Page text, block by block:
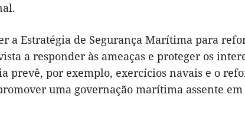
a Estratégia de Segurança Marítima para
a responder às ameaças e proteger os
prevê, por exemplo, exercícios navais e o
uma governação marítima assente